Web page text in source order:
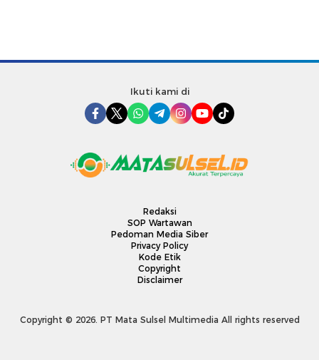
Ikuti kami di
Redaksi
SOP Wartawan
Pedoman Media Siber
Privacy Policy
Kode Etik
Copyright
Disclaimer
Copyright © 2026. PT Mata Sulsel Multimedia All rights reserved